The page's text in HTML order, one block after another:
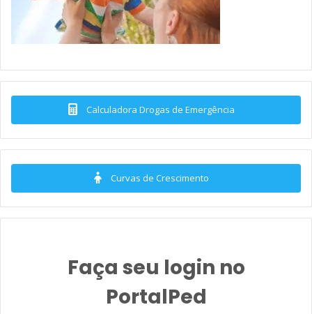
Calculadora Drogas de Emergência
Curvas de Crescimento
Faça seu login no
PortalPed